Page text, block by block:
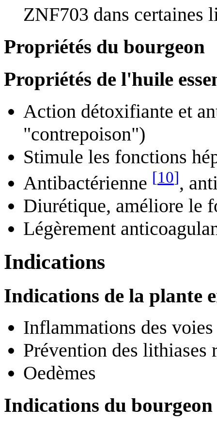
ZNF703 dans certaines
Propriétés du bourgeon
Propriétés de l'huile
Action détoxifiante et
"contrepoison")
Stimule les fonctions
Antibactérienne [10],
Diurétique, améliore le
Légèrement
Indications
Indications de la plante
Inflammations des
Prévention des lithiases
Oedèmes
Indications du